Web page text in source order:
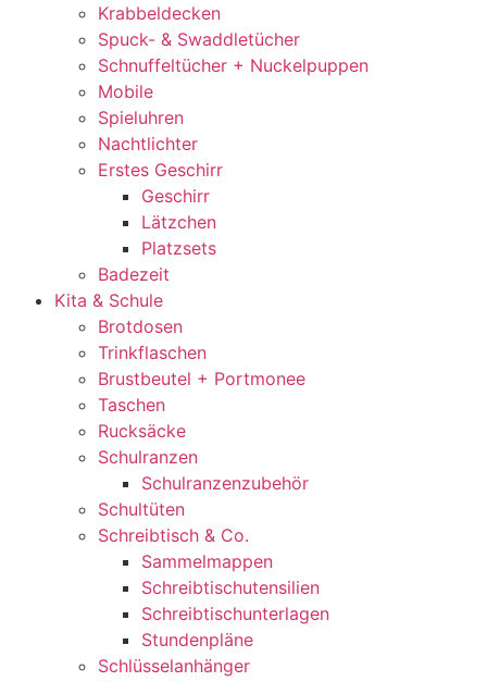
Krabbeldecken
Spuck- & Swaddletücher
Schnuffeltücher + Nuckelpuppen
Mobile
Spieluhren
Nachtlichter
Erstes Geschirr
Geschirr
Lätzchen
Platzsets
Badezeit
Kita & Schule
Brotdosen
Trinkflaschen
Brustbeutel + Portmonee
Taschen
Rucksäcke
Schulranzen
Schulranzenzubehör
Schultüten
Schreibtisch & Co.
Sammelmappen
Schreibtischutensilien
Schreibtischunterlagen
Stundenpläne
Schlüsselanhänger